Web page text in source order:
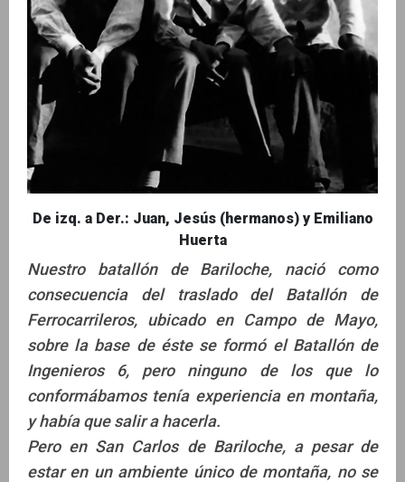
De izq. a Der.: Juan, Jesús (hermanos) y Emiliano
Huerta
Nuestro batallón de Bariloche, nació como
consecuencia del traslado del Batallón de
Ferrocarrileros, ubicado en Campo de Mayo,
sobre la base de éste se formó el Batallón de
Ingenieros 6, pero ninguno de los que lo
conformábamos tenía experiencia en montaña,
y había que salir a hacerla.
Pero en San Carlos de Bariloche, a pesar de
estar en un ambiente único de montaña, no se